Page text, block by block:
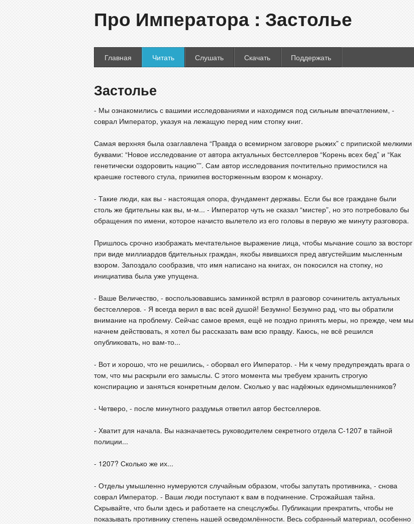
Про Императора : Застолье
Главная Читать Слушать Скачать Поддержать
Застолье
- Мы ознакомились с вашими исследованиями и находимся под сильным впечатлением, -
соврал Император, указуя на лежащую перед ним стопку книг.
Самая верхняя была озаглавлена “Правда о всемирном заговоре рыжих” с припиской мелкими
буквами: “Новое исследование от автора актуальных бестселлеров “Корень всех бед” и “Как
генетически оздоровить нацию””. Сам автор исследования почтительно примостился на
краешке гостевого стула, прикипев восторженным взором к монарху.
- Такие люди, как вы - настоящая опора, фундамент державы. Если бы все граждане были
столь же бдительны как вы, м-м... - Император чуть не сказал “мистер”, но это потребовало бы
обращения по имени, которое начисто вылетело из его головы в первую же минуту разговора.
Пришлось срочно изображать мечтательное выражение лица, чтобы мычание сошло за восторг
при виде миллиардов бдительных граждан, якобы явившихся пред августейшим мысленным
взором. Запоздало сообразив, что имя написано на книгах, он покосился на стопку, но
инициатива была уже упущена.
- Ваше Величество, - воспользовавшись заминкой встрял в разговор сочинитель актуальных
бестселлеров. - Я всегда верил в вас всей душой! Безумно! Безумно рад, что вы обратили
внимание на проблему. Сейчас самое время, ещё не поздно принять меры, но прежде, чем мы
начнем действовать, я хотел бы рассказать вам всю правду. Каюсь, не всё решился
опубликовать, но вам-то...
- Вот и хорошо, что не решились, - оборвал его Император. - Ни к чему предупреждать врага о
том, что мы раскрыли его замыслы. С этого момента мы требуем хранить строгую
конспирацию и заняться конкретным делом. Сколько у вас надёжных единомышленников?
- Четверо, - после минутного раздумья ответил автор бестселлеров.
- Хватит для начала. Вы назначаетесь руководителем секретного отдела С-1207 в тайной
полиции...
- 1207? Сколько же их...
- Отделы умышленно нумеруются случайным образом, чтобы запутать противника, - снова
соврал Император. - Ваши люди поступают к вам в подчинение. Строжайшая тайна.
Скрывайте, что были здесь и работаете на спецслужбы. Публикации прекратить, чтобы не
показывать противнику степень нашей осведомлённости. Весь собранный материал, особенно